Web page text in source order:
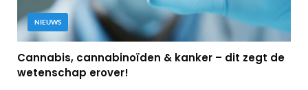
NIEUWS
Cannabis, cannabinoïden & kanker – dit zegt de
wetenschap erover!